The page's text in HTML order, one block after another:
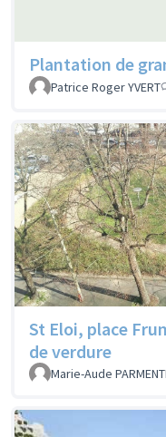
Plantation de
Patrice Roger YVERT
St Eloi, place
de verdure
Marie-Aude